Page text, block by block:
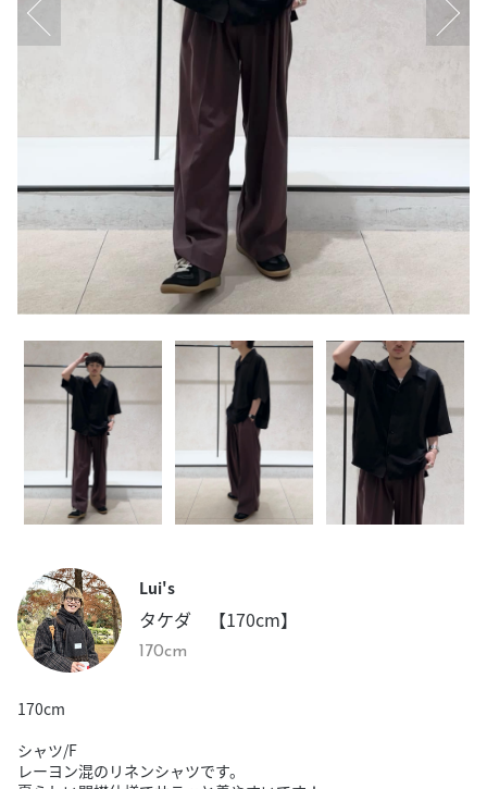
Lui's
タケダ 【170cm】
170cm
170cm
シャツ/F
レーヨン混のリネンシャツです。